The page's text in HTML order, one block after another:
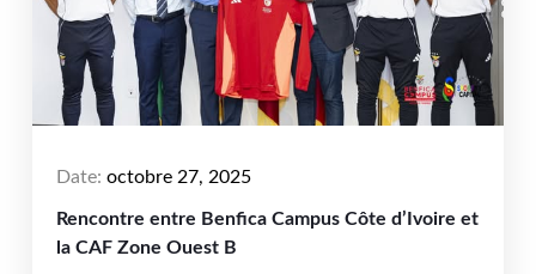
Date: octobre 27, 2025
Rencontre entre Benfica Campus Côte d’Ivoire et
la CAF Zone Ouest B